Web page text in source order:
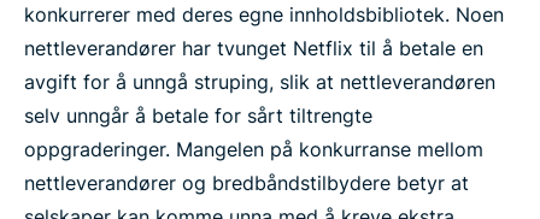
konkurrerer med deres egne innholdsbibliotek. Noen
nettleverandører har tvunget Netflix til å betale en
avgift for å unngå struping, slik at nettleverandøren
selv unngår å betale for sårt tiltrengte
oppgraderinger. Mangelen på konkurranse mellom
nettleverandører og bredbåndstilbydere betyr at